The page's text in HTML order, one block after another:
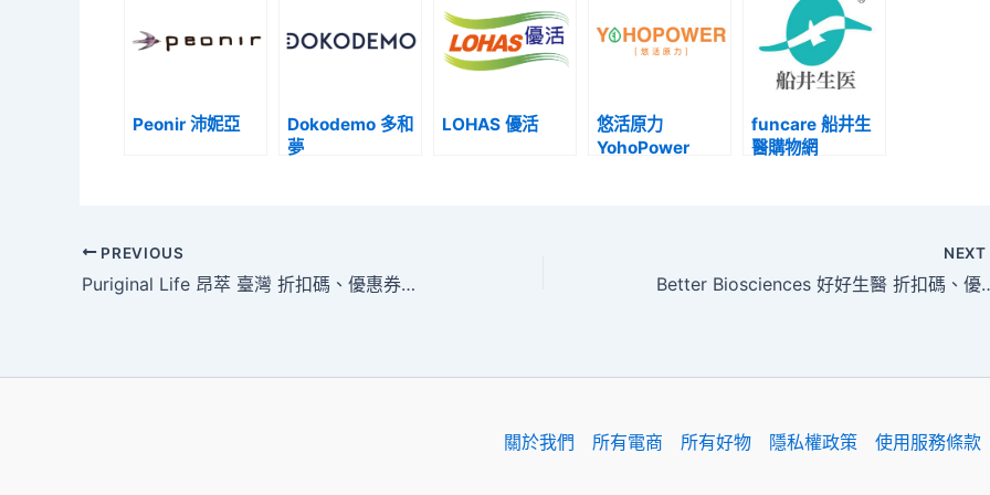
Peonir 沛妮亞
Dokodemo 多和
夢
LOHAS 優活
悠活原力
YohoPower
funcare 船井生
醫購物網
PREVIOUS
Puriginal Life 昂萃 臺灣 折扣碼、優惠券、折價促銷活動整理
NEXT
Better Biosciences 好
關於我們 所有電商 所有好物 隱私權政策 使用服務條款